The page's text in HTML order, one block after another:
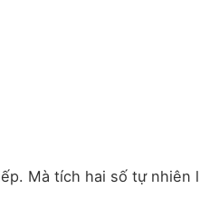
Mà tích hai số tự nhiên